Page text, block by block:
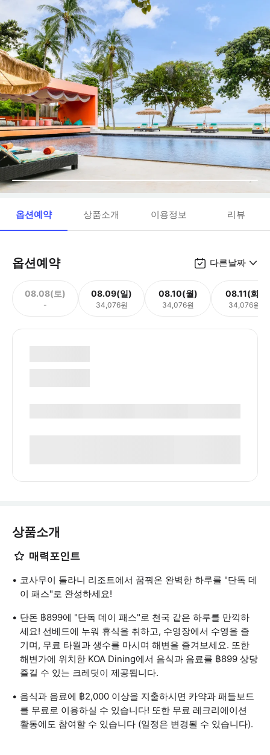
옵션예약 상품소개 이용정보 리뷰
옵션예약 다른날짜
08.08(토)
-
08.09(일)
34,076원
08.10(월)
34,076원
08.11(화)
34,076원
상품소개
매력포인트
코사무이 톨라니 리조트에서 꿈꿔온 완벽한 하루를 "단독 데
이 패스"로 완성하세요!
단돈 ฿899에 "단독 데이 패스"로 천국 같은 하루를 만끽하
세요! 선베드에 누워 휴식을 취하고, 수영장에서 수영을 즐
기며, 무료 타월과 생수를 마시며 해변을 즐겨보세요. 또한
해변가에 위치한 KOA Dining에서 음식과 음료를 ฿899 상당
즐길 수 있는 크레딧이 제공됩니다.
음식과 음료에 ฿2,000 이상을 지출하시면 카약과 패들보드
를 무료로 이용하실 수 있습니다! 또한 무료 레크리에이션
활동에도 참여할 수 있습니다 (일정은 변경될 수 있습니다).